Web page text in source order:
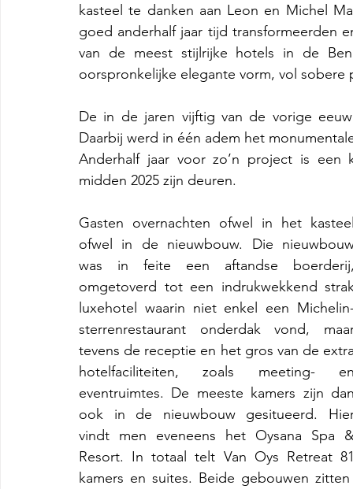
kasteel te danken aan Leon en Michel
goed anderhalf jaar tijd transformeerden
van de meest stijlrijke hotels in de
oorspronkelijke elegante vorm, vol sobere
De in de jaren vijftig van de vorige
Daarbij werd in één adem het
Anderhalf jaar voor zo’n project is een
midden 2025 zijn deuren.
Gasten overnachten ofwel in het
ofwel in de nieuwbouw. Die
was in feite een aftandse
omgetoverd tot een indrukwekkend
luxehotel waarin niet enkel een
sterrenrestaurant onderdak vond,
tevens de receptie en het gros van de
hotelfaciliteiten, zoals meeting-
eventruimtes. De meeste kamers zijn
ook in de nieuwbouw gesitueerd.
vindt men eveneens het Oysana Spa
Resort. In totaal telt Van Oys Retreat
kamers en suites. Beide gebouwen